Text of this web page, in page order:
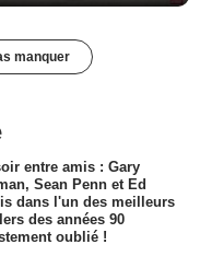
manquer
entre amis : Gary
Sean Penn et Ed
dans l'un des meilleurs
des années 90
oublié !